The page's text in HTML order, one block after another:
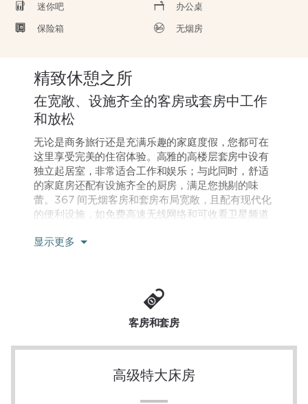
迷你吧 办公桌
保险箱 无烟房
精致休憩之所
在宽敞、设施齐全的客房或套房中工作
和放松
无论是商务旅行还是充满乐趣的家庭度假，您都可在
这里享受完美的住宿体验。高雅的高楼层套房中设有
独立起居室，非常适合工作和娱乐；与此同时，舒适
的家庭房还配有设施齐全的厨房，满足您挑剔的味
蕾。367 间无烟客房和套房布局宽敞，且配有现代化
的便利设施，如免费高速无线网络和可收看卫星频道
品类丰富的迷你吧小酌一口，或在光线充足的办公桌
双垫层床垫和亚麻床品确保您一整夜的安眠，带水疗
功能的浴室配有独立淋浴和浴缸、舒心沐浴用品、浴
袍和吹风机，让您天衣无缝地开启美好的一天。我们
还在休闲区安装了中央空调，放置了桌椅、笔记本电
脑大小的保险箱、熨衣设施和瓶装水。
显示更多
客房和套房
高级特大床房